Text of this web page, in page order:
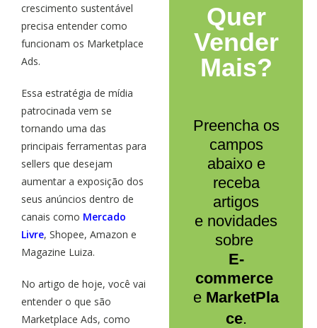
crescimento sustentável
precisa entender como
funcionam os Marketplace
Ads.
Essa estratégia de mídia
patrocinada vem se
tornando uma das
principais ferramentas para
sellers que desejam
aumentar a exposição dos
seus anúncios dentro de
canais como Mercado
Livre, Shopee, Amazon e
Magazine Luiza.
No artigo de hoje, você vai
entender o que são
Marketplace Ads, como
Quer
Vender
Mais?
Preencha os
campos
abaixo e
receba
artigos
e novidades
sobre
E-
commerce
e MarketPla
ce.